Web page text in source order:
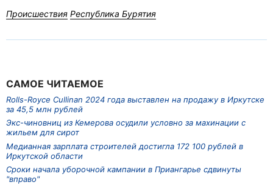
Происшествия Республика Бурятия
САМОЕ ЧИТАЕМОЕ
Rolls-Royce Cullinan 2024 года выставлен на продажу в Иркутске
за 45,5 млн рублей
Экс-чиновниц из Кемерова осудили условно за махинации с
жильем для сирот
Медианная зарплата строителей достигла 172 100 рублей в
Иркутской области
Сроки начала уборочной кампании в Приангарье сдвинуты
"вправо"